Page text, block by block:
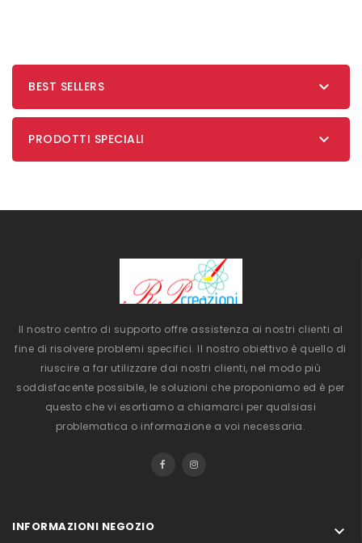
BEST SELLERS 
PRODOTTI SPECIALI 
Il nostro centro di supporto offre assistenza ai nostri clienti al
fine di risolvere problemi specifici. Il nostro obiettivo è quello di
riuscire a far utilizzare dai nostri clienti, nel modo più
soddisfacente possibile, le soluzioni che proponiamo ed è per
questo che vi esortiamo a chiamarci per qualsiasi
problematica o informazione a voi necessaria.
INFORMAZIONI NEGOZIO 